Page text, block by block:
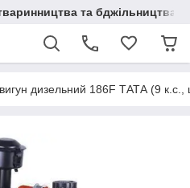
та бджільництва
дизельний 186F ТАТА (9